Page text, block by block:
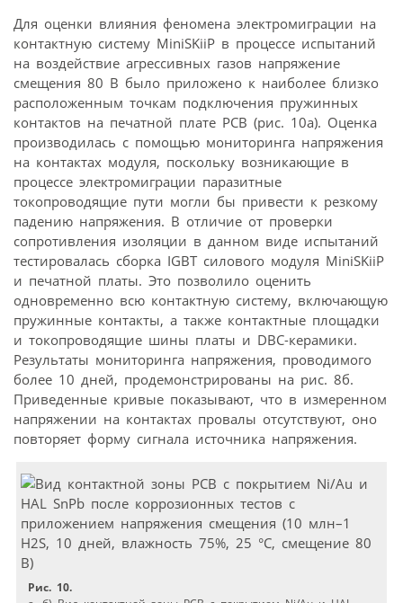
Для оценки влияния феномена электромиграции на
контактную систему MiniSKiiP в процессе испытаний
на воздействие агрессивных газов напряжение
смещения 80 В было приложено к наиболее близко
расположенным точкам подключения пружинных
контактов на печатной плате PCB (рис. 10а). Оценка
производилась с помощью мониторинга напряжения
на контактах модуля, поскольку возникающие в
процессе электромиграции паразитные
токопроводящие пути могли бы привести к резкому
падению напряжения. В отличие от проверки
сопротивления изоляции в данном виде испытаний
тестировалась сборка IGBT силового модуля MiniSKiiP
и печатной платы. Это позволило оценить
одновременно всю контактную систему, включающую
пружинные контакты, а также контактные площадки
и токопроводящие шины платы и DBС-керамики.
Результаты мониторинга напряжения, проводимого
более 10 дней, продемонстрированы на рис. 8б.
Приведенные кривые показывают, что в измеренном
напряжении на контактах провалы отсутствуют, оно
повторяет форму сигнала источника напряжения.
Рис. 10.